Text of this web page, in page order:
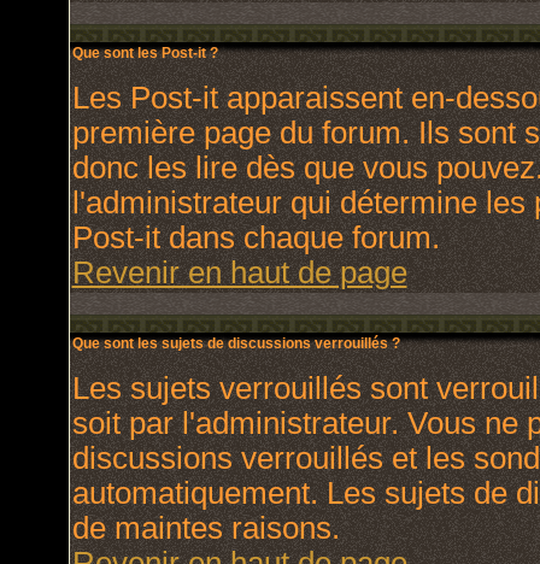
Que sont les Post-it ?
Les Post-it apparaissent en-
première page du forum. Ils sont
donc les lire dès que vous
l'administrateur qui détermine
Post-it dans chaque forum.
Revenir en haut de page
Que sont les sujets de discussions verrouillés ?
Les sujets verrouillés sont
soit par l'administrateur. Vous ne
discussions verrouillés et les
automatiquement. Les sujets de
de maintes raisons.